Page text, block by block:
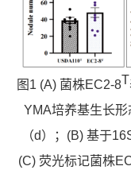
图1 (A) 菌株EC2-8T
YMA培养基生长
（d）；(B) 基于
(C) 荧光标记菌株